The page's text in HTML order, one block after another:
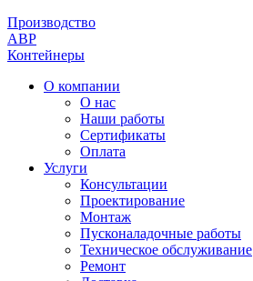
Производство
АВР
Контейнеры
О компании
О нас
Наши работы
Сертификаты
Оплата
Услуги
Консультации
Проектирование
Монтаж
Пусконаладочные работы
Техническое обслуживание
Ремонт